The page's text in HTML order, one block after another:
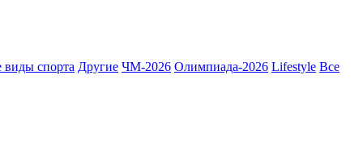
виды спорта Другие ЧМ-2026 Олимпиада-2026 Lifestyle Все